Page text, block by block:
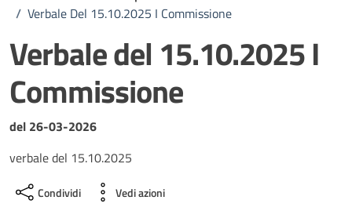
/ Verbale Del 15.10.2025 I Commissione
Verbale del 15.10.2025 I
Commissione
Dettagli del documento
del 26-03-2026
verbale del 15.10.2025
Condividi Vedi azioni